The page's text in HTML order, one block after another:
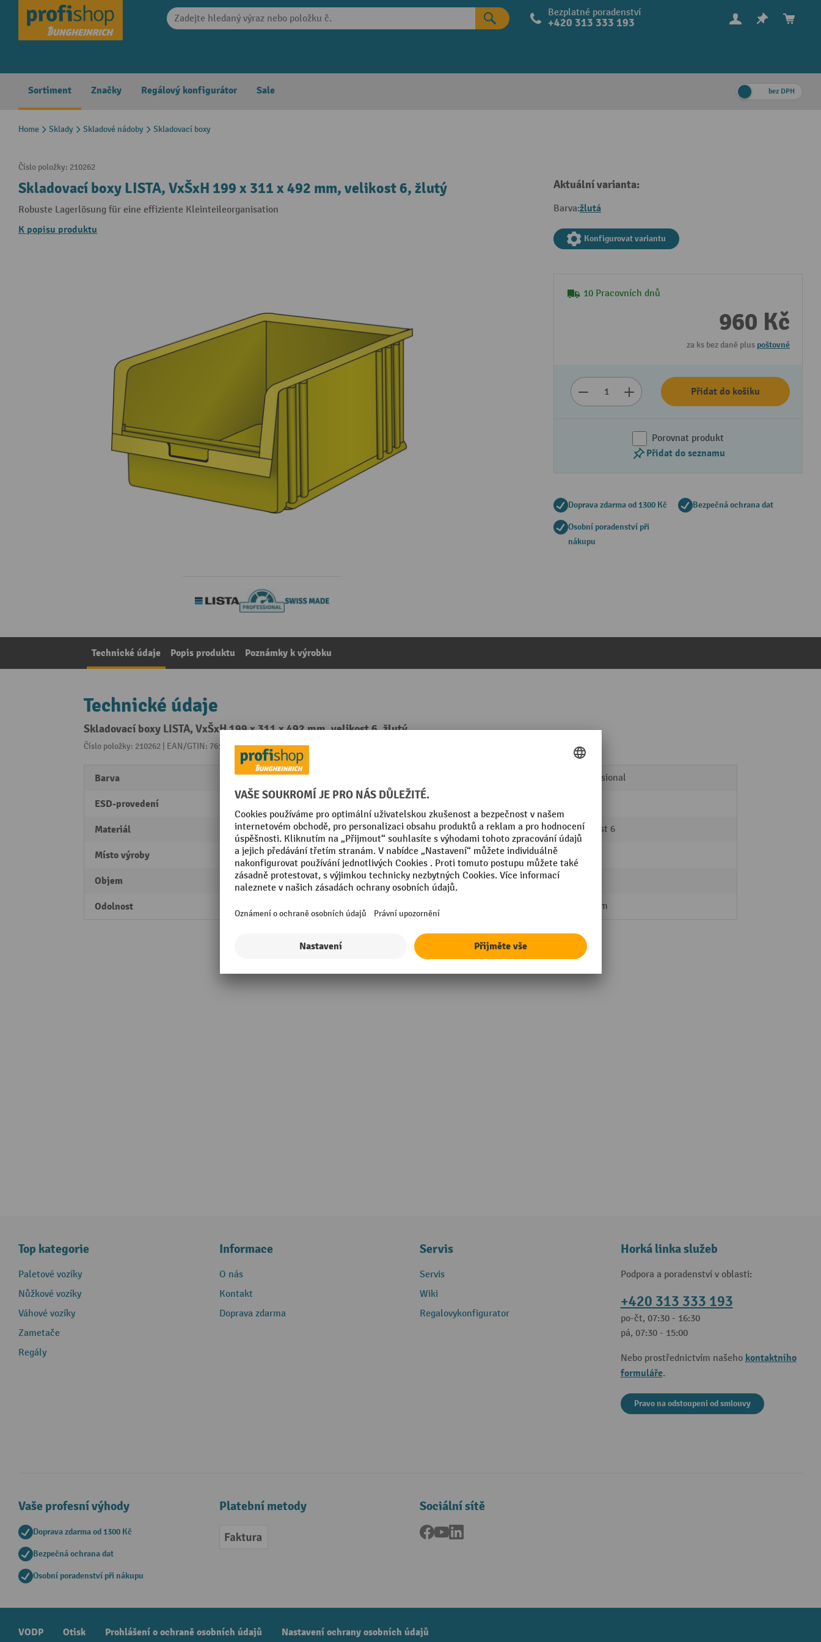
Skip to main navigation Bezplatné poradenství
+420 313 333 193
Sortiment Značky Regálový konfigurátor Sale bez DPH
Home Sklady Skladové nádoby Skladovací boxy
Číslo položky: 210262
Skladovací boxy LISTA, VxŠxH 199 x 311 x 492 mm, velikost 6, žlutý
Robuste Lagerlösung für eine effiziente Kleinteileorganisation
K popisu produktu
Aktuální varianta:
Barva:žlutá
Konfigurovat variantu
10 Pracovních dnů
960 Kč
za ks bez daně plus poštovné
Přidat do košíku
Porovnat produkt
Přidat do seznamu
Doprava zdarma od 1300 Kč Bezpečná ochrana dat
Osobní poradenství při
nákupu
Technické údaje Popis produktu Poznámky k výrobku
Technické údaje
Skladovací boxy LISTA, VxŠxH 199 x 311 x 492 mm, velikost 6, žlutý
Číslo položky: 210262 | EAN/GTIN: 7612269058925Z kategorie:
Barva žlutá
ESD-provedení
Materiál polypropylen (PP)
Místo výroby Swiss Made
Objem 23,5 l
Odolnost
Professional
Technické vlastnosti Velikost 6
Vhodné pro válečkové dopravníky
Vnitřní plochy hladké
Vnější rozměr délka 199 mm
Zobrazit všechny technické údaje
Top kategorie
Paletové vozíky
Nůžkové vozíky
Váhové vozíky
Zametače
Regály
Informace
O nás
Kontakt
Doprava zdarma
Servis
Servis
Wiki
Regalovykonfigurator
Horká linka služeb
Podpora a poradenství v oblasti:
+420 313 333 193
po-čt, 07:30 - 16:30
pá, 07:30 - 15:00
Nebo prostřednictvím našeho kontaktního
formuláře.
Pravo na odstoupeni od smlouvy
Vaše profesní výhody
Doprava zdarma od 1300 Kč
Bezpečná ochrana dat
Osobní poradenství při nákupu
Platební metody
Faktura
Sociální sítě
Facebook
YouTube
VODP Otisk Prohlášení o ochraně osobních údajů Nastavení ochrany osobních údajů